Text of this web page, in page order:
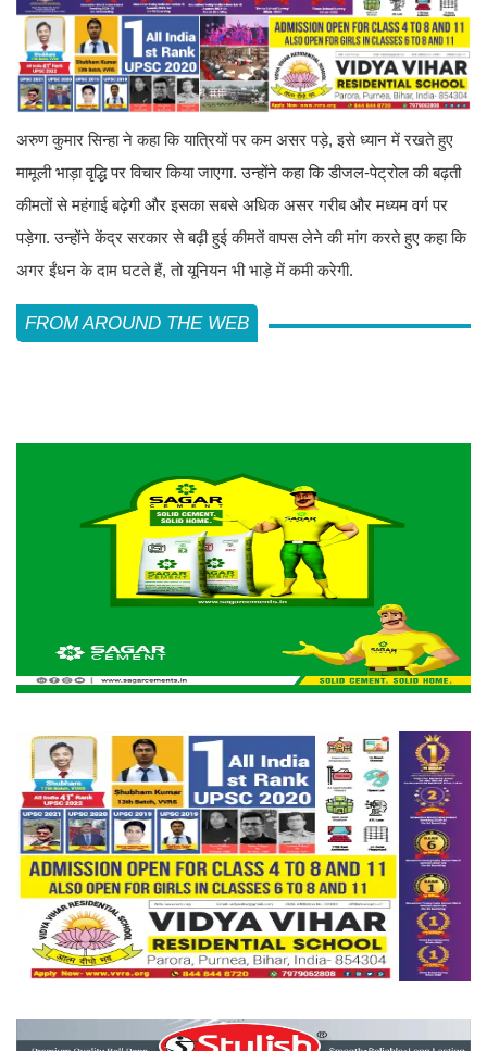
अरुण कुमार सिन्हा ने कहा कि यात्रियों पर कम असर पड़े, इसे ध्यान में रखते हुए
मामूली भाड़ा वृद्धि पर विचार किया जाएगा. उन्होंने कहा कि डीजल-पेट्रोल की बढ़ती
कीमतों से महंगाई बढ़ेगी और इसका सबसे अधिक असर गरीब और मध्यम वर्ग पर
पड़ेगा. उन्होंने केंद्र सरकार से बढ़ी हुई कीमतें वापस लेने की मांग करते हुए कहा कि
अगर ईंधन के दाम घटते हैं, तो यूनियन भी भाड़े में कमी करेगी.
FROM AROUND THE WEB